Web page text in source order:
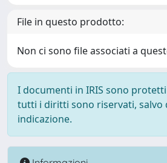
File in questo prodotto:
Non ci sono file associati a
I documenti in IRIS sono
tutti i diritti sono riservati, salvo
indicazione.